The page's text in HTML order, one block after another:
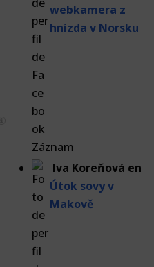
webkamera z
hnízda v Norsku
Záznam
Iva Koreňová en
Útok sovy v
Makově